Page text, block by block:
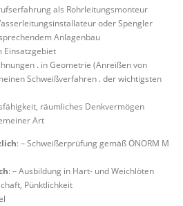
als Rohrleitungsmonteur
oder Spengler
Anlagenbau
Einsatzgebiet
. in Geometrie (Anreißen von
Schweißverfahren . der wichtigsten
räumliches Denkvermögen
Art
: – Schweißerprüfung gemäß ÖNORM M
: – Ausbildung in Hart- und Weichlöten
Pünktlichkeit